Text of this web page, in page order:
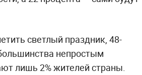
светлый праздник, 48-
непростым
лишь 2% жителей страны.